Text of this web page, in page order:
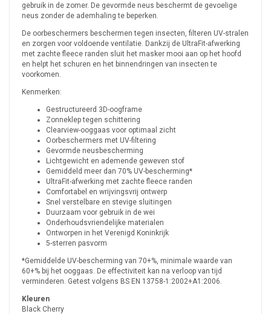
gebruik in de zomer. De gevormde neus beschermt de gevoelige
neus zonder de ademhaling te beperken.
De oorbeschermers beschermen tegen insecten, filteren UV-stralen
en zorgen voor voldoende ventilatie. Dankzij de UltraFit-afwerking
met zachte fleece randen sluit het masker mooi aan op het hoofd
en helpt het schuren en het binnendringen van insecten te
voorkomen.
Kenmerken:
Gestructureerd 3D-oogframe
Zonneklep tegen schittering
Clearview-ooggaas voor optimaal zicht
Oorbeschermers met UV-filtering
Gevormde neusbescherming
Lichtgewicht en ademende geweven stof
Gemiddeld meer dan 70% UV-bescherming*
UltraFit-afwerking met zachte fleece randen
Comfortabel en wrijvingsvrij ontwerp
Snel verstelbare en stevige sluitingen
Duurzaam voor gebruik in de wei
Onderhoudsvriendelijke materialen
Ontworpen in het Verenigd Koninkrijk
5-sterren pasvorm
*Gemiddelde UV-bescherming van 70+%, minimale waarde van
60+% bij het ooggaas. De effectiviteit kan na verloop van tijd
verminderen. Getest volgens BS EN 13758-1:2002+A1:2006.
Kleuren
Black Cherry